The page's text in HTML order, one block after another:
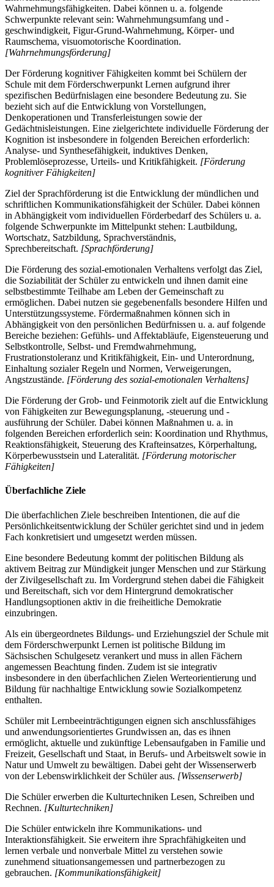
Wahrnehmungsfähigkeiten. Dabei können u. a. folgende
Schwerpunkte relevant sein: Wahrnehmungsumfang und -
geschwindigkeit, Figur-Grund-Wahrnehmung, Körper- und
Raumschema, visuomotorische Koordination.
[Wahrnehmungsförderung]
Der Förderung kognitiver Fähigkeiten kommt bei Schülern der
Schule mit dem Förderschwerpunkt Lernen aufgrund ihrer
spezifischen Bedürfnislagen eine besondere Bedeutung zu. Sie
bezieht sich auf die Entwicklung von Vorstellungen,
Denkoperationen und Transferleistungen sowie der
Gedächtnisleistungen. Eine zielgerichtete individuelle Förderung der
Kognition ist insbesondere in folgenden Bereichen erforderlich:
Analyse- und Synthesefähigkeit, induktives Denken,
Problemlöseprozesse, Urteils- und Kritikfähigkeit. [Förderung
kognitiver Fähigkeiten]
Ziel der Sprachförderung ist die Entwicklung der mündlichen und
schriftlichen Kommunikationsfähigkeit der Schüler. Dabei können
in Abhängigkeit vom individuellen Förderbedarf des Schülers u. a.
folgende Schwerpunkte im Mittelpunkt stehen: Lautbildung,
Wortschatz, Satzbildung, Sprachverständnis,
Sprechbereitschaft. [Sprachförderung]
Die Förderung des sozial-emotionalen Verhaltens verfolgt das Ziel,
die Soziabilität der Schüler zu entwickeln und ihnen damit eine
selbstbestimmte Teilhabe am Leben der Gemeinschaft zu
ermöglichen. Dabei nutzen sie gegebenenfalls besondere Hilfen und
Unterstützungssysteme. Fördermaßnahmen können sich in
Abhängigkeit von den persönlichen Bedürfnissen u. a. auf folgende
Bereiche beziehen: Gefühls- und Affektabläufe, Eigensteuerung und
Selbstkontrolle, Selbst- und Fremdwahrnehmung,
Frustrationstoleranz und Kritikfähigkeit, Ein- und Unterordnung,
Einhaltung sozialer Regeln und Normen, Verweigerungen,
Angstzustände. [Förderung des sozial-emotionalen Verhaltens]
Die Förderung der Grob- und Feinmotorik zielt auf die Entwicklung
von Fähigkeiten zur Bewegungsplanung, -steuerung und -
ausführung der Schüler. Dabei können Maßnahmen u. a. in
folgenden Bereichen erforderlich sein: Koordination und Rhythmus,
Reaktionsfähigkeit, Steuerung des Krafteinsatzes, Körperhaltung,
Körperbewusstsein und Lateralität. [Förderung motorischer
Fähigkeiten]
Überfachliche Ziele
Die überfachlichen Ziele beschreiben Intentionen, die auf die
Persönlichkeitsentwicklung der Schüler gerichtet sind und in jedem
Fach konkretisiert und umgesetzt werden müssen.
Eine besondere Bedeutung kommt der politischen Bildung als
aktivem Beitrag zur Mündigkeit junger Menschen und zur Stärkung
der Zivilgesellschaft zu. Im Vordergrund stehen dabei die Fähigkeit
und Bereitschaft, sich vor dem Hintergrund demokratischer
Handlungsoptionen aktiv in die freiheitliche Demokratie
einzubringen.
Als ein übergeordnetes Bildungs- und Erziehungsziel der Schule mit
dem Förderschwerpunkt Lernen ist politische Bildung im
Sächsischen Schulgesetz verankert und muss in allen Fächern
angemessen Beachtung finden. Zudem ist sie integrativ
insbesondere in den überfachlichen Zielen Werteorientierung und
Bildung für nachhaltige Entwicklung sowie Sozialkompetenz
enthalten.
Schüler mit Lernbeeinträchtigungen eignen sich anschlussfähiges
und anwendungsorientiertes Grundwissen an, das es ihnen
ermöglicht, aktuelle und zukünftige Lebensaufgaben in Familie und
Freizeit, Gesellschaft und Staat, in Berufs- und Arbeitswelt sowie in
Natur und Umwelt zu bewältigen. Dabei geht der Wissenserwerb
von der Lebenswirklichkeit der Schüler aus. [Wissenserwerb]
Die Schüler erwerben die Kulturtechniken Lesen, Schreiben und
Rechnen. [Kulturtechniken]
Die Schüler entwickeln ihre Kommunikations- und
Interaktionsfähigkeit. Sie erweitern ihre Sprachfähigkeiten und
lernen verbale und nonverbale Mittel zu verstehen sowie
zunehmend situationsangemessen und partnerbezogen zu
gebrauchen. [Kommunikationsfähigkeit]